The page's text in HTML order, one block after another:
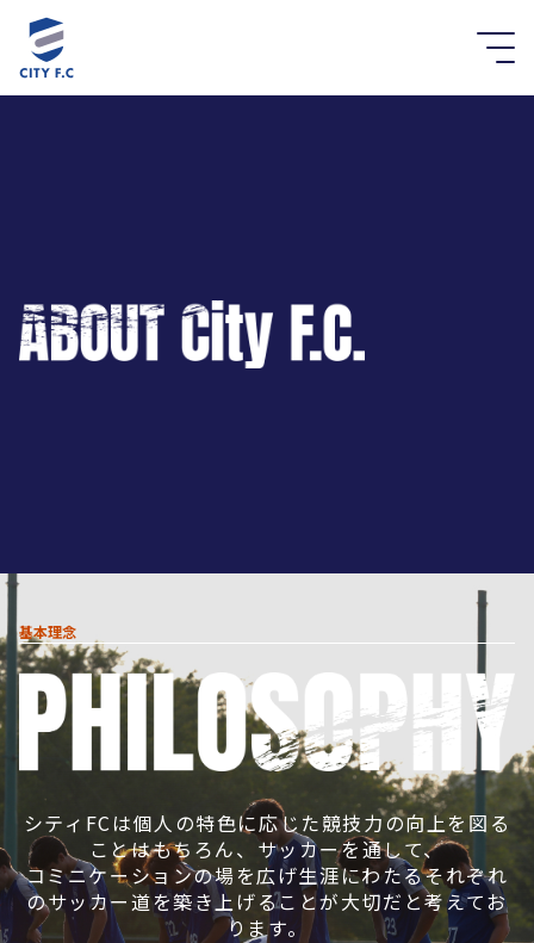
基本理念
シティFCは個人の特色に応じた競技力の向上を図る
ことはもちろん、サッカーを通して、
コミニケーションの場を広げ生涯にわたるそれぞれ
のサッカー道を築き上げることが大切だと考えてお
ります。